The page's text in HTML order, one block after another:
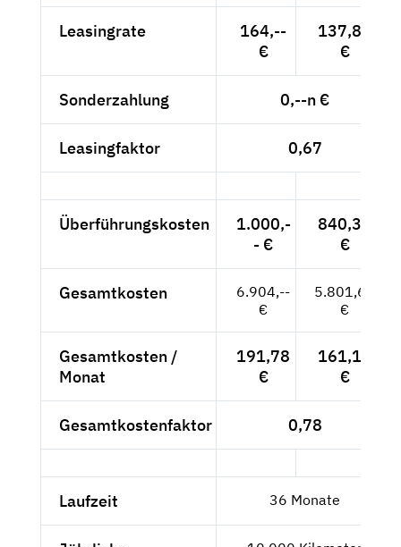
Leasingrate
164,--
€
137,82
€
Sonderzahlung 0,--n €
Leasingfaktor 0,67
Überführungskosten
1.000,-
- €
840,34
€
Gesamtkosten
6.904,--
€
5.801,68
€
Gesamtkosten /
Monat
191,78
€
161,16
€
Gesamtkostenfaktor 0,78
Laufzeit 36 Monate